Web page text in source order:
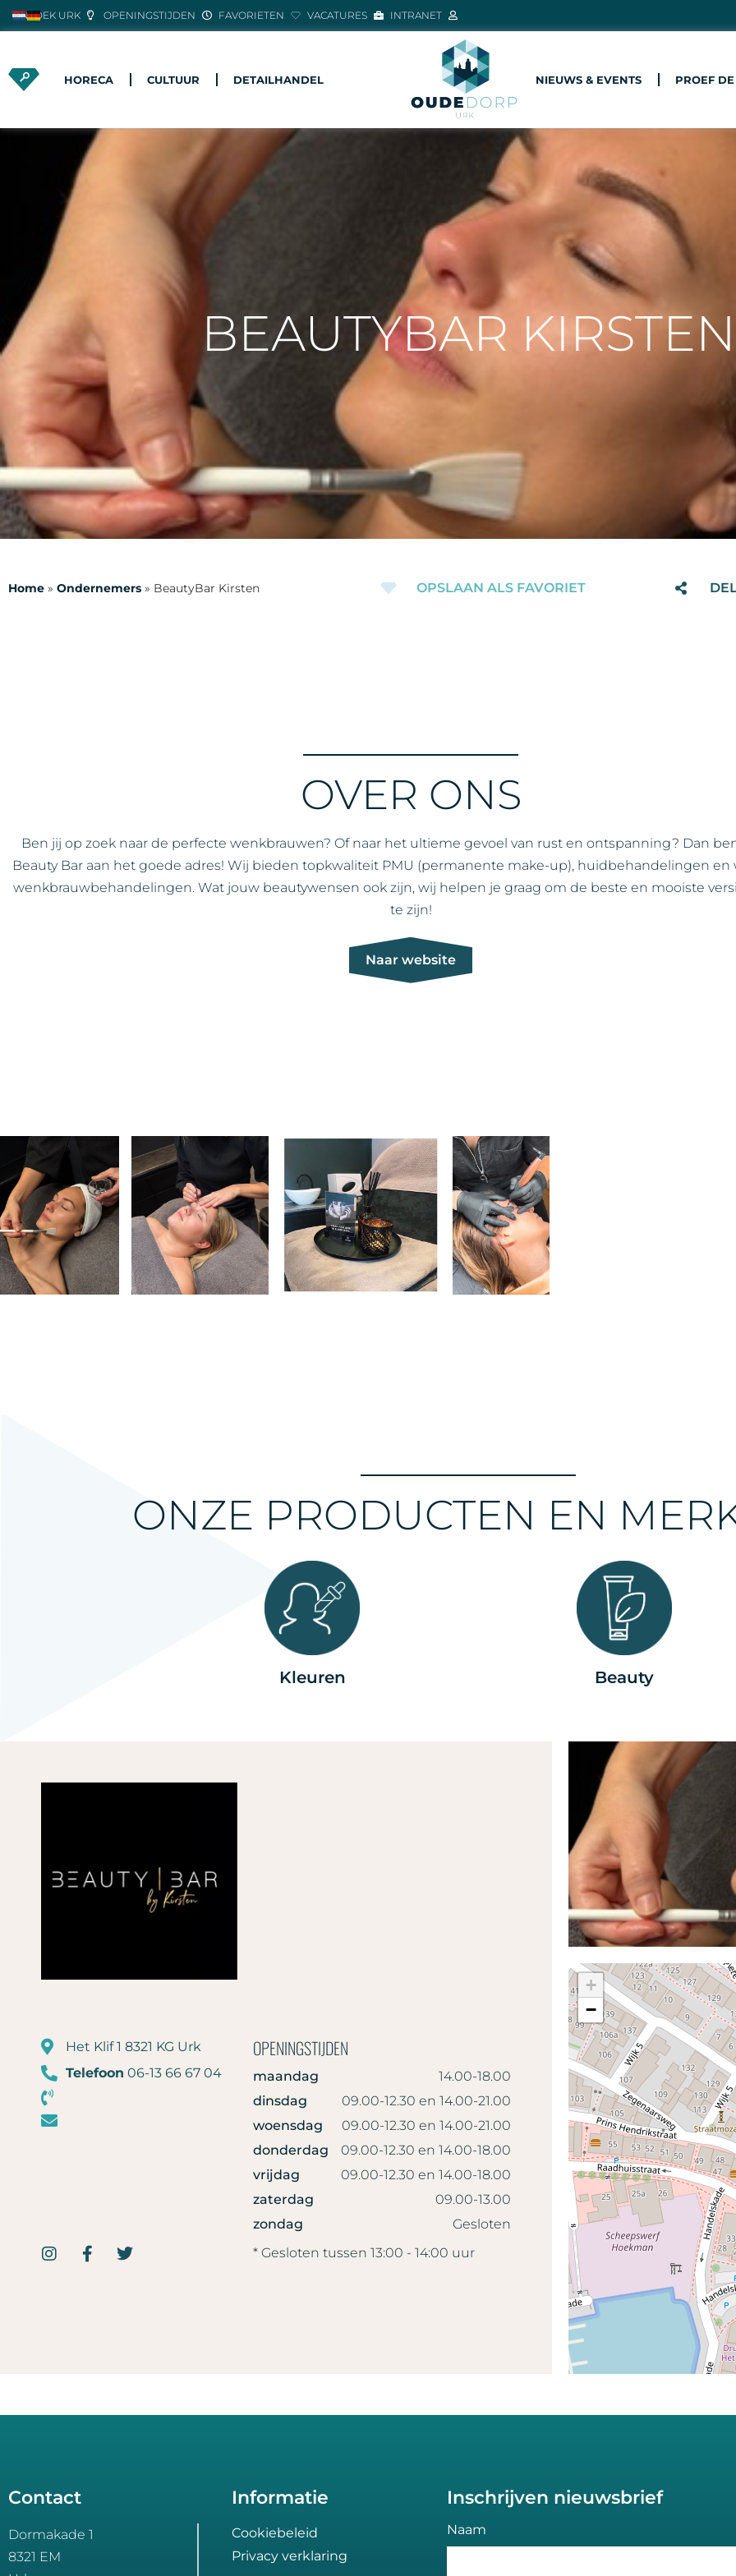
ONTDEK URK OPENINGSTIJDEN FAVORIETEN VACATURES INTRANET
HORECA CULTUUR DETAILHANDEL NIEUWS & EVENTS PROEF
BEAUTYBAR KIRSTEN
Home » Ondernemers » BeautyBar Kirsten OPSLAAN ALS FAVORIET
OVER ONS
Ben jij op zoek naar de perfecte wenkbrauwen? Of naar het ultieme gevoel van rust en ontspanning? Dan
Beauty Bar aan het goede adres! Wij bieden topkwaliteit PMU (permanente make-up), huidbehandelingen en
wenkbrauwbehandelingen. Wat jouw beautywensen ook zijn, wij helpen je graag om de beste en mooiste
te zijn!
Naar website
ONZE PRODUCTEN EN
Kleuren Beauty
Het Klif 1 8321 KG Urk
Telefoon 06-13 66 67 04
OPENINGSTIJDEN
maandag
14.00-18.00
dinsdag
09.00-12.30 en 14.00-21.00
woensdag
09.00-12.30 en 14.00-21.00
donderdag
09.00-12.30 en 14.00-18.00
vrijdag
09.00-12.30 en 14.00-18.00
zaterdag
09.00-13.00
zondag
Gesloten
* Gesloten tussen 13:00 - 14:00 uur
+
−
Contact
Dormakade 1
8321 EM
Informatie
Cookiebeleid
Privacy verklaring
Inschrijven nieuwsbrief
Naam